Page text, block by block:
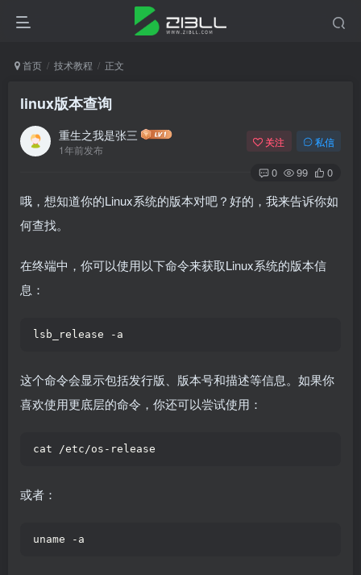
首页 技术教程 正文
linux版本查询
重生之我是张三
1年前发布
关注 私信
0 99 0
哦，想知道你的Linux系统的版本对吧？好的，我来告诉你如
何查找。
在终端中，你可以使用以下命令来获取Linux系统的版本信
息：
lsb_release -a
这个命令会显示包括发行版、版本号和描述等信息。如果你
喜欢使用更底层的命令，你还可以尝试使用：
cat /etc/os-release
或者：
uname -a